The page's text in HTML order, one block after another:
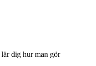
lär dig hur man gör